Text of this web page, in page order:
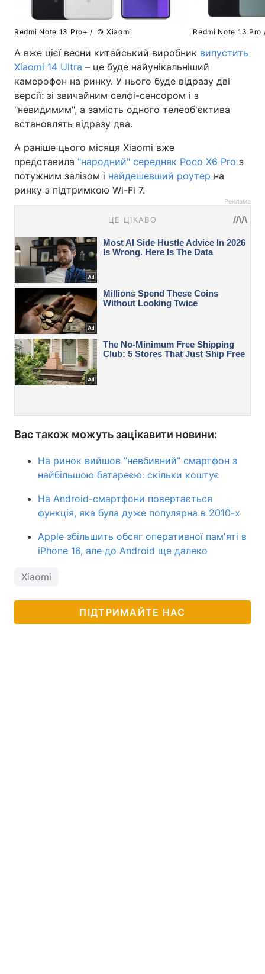
Redmi Note 13 Pro+ / © Xiaomi Redmi Note 13
А вже цієї весни китайський виробник випустить
Xiaomi 14 Ultra – це буде найунікальніший
камерофон на ринку. У нього буде відразу дві
версії: зі звичайним селфі-сенсором і з
"невидимим", а замість одного телеоб'єктива
встановлять відразу два.
А раніше цього місяця Xiaomi вже
представила "народний" середняк Poco X6 Pro з
потужним залізом і найдешевший роутер на
ринку з підтримкою Wi-Fi 7.
Реклама
Вас також можуть зацікавити новини:
На ринок вийшов "невбивний" смартфон з
найбільшою батареєю: скільки коштує
На Android-смартфони повертається
функція, яка була дуже популярна в 2010-х
Apple збільшить обсяг оперативної пам'яті в
iPhone 16, але до Android ще далеко
Xiaomi
ПІДТРИМАЙТЕ НАС